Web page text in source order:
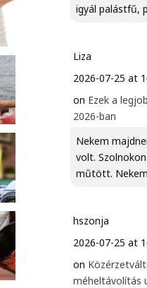
igyál palástfű,
Liza
2026-07-25 at
on Ezek a
2026-ban
Nekem
volt.
műtött.
hszonja
2026-07-25 at
on
méheltávolítás